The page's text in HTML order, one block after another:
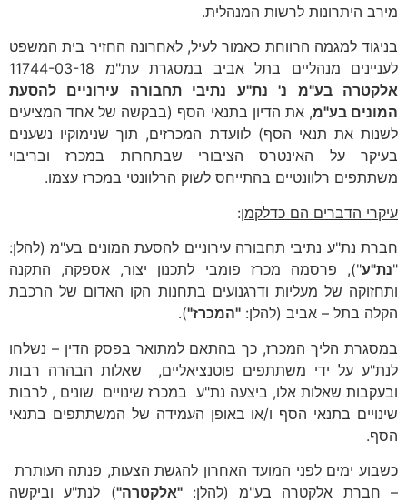
מירב היתרונות לרשות המנהלית.
בניגוד למגמה הרווחת כאמור לעיל, לאחרונה החזיר בית המשפט
לעניינים מנהליים בתל אביב במסגרת עת"מ 11744-03-18
אלקטרה בע"מ נ' נת"ע נתיבי תחבורה עירוניים להסעת
המונים בע"מ, את הדיון בתנאי הסף (בבקשה של אחד המציעים
לשנות את תנאי הסף) לוועדת המכרזים, תוך שנימוקיו נשענים
בעיקר על האינטרס הציבורי שבתחרות במכרז ובריבוי
משתתפים רלוונטיים בהתייחס לשוק הרלוונטי במכרז עצמו.
עיקרי הדברים הם כדלקמן:
חברת נת"ע נתיבי תחבורה עירוניים להסעת המונים בע"מ (להלן:
"נת"ע"), פרסמה מכרז פומבי לתכנון יצור, אספקה, התקנה
ותחזוקה של מעליות ודרגנועים בתחנות הקו האדום של הרכבת
הקלה בתל – אביב (להלן: "המכרז").
במסגרת הליך המכרז, כך בהתאם למתואר בפסק הדין – נשלחו
לנת"ע על ידי משתתפים פוטנציאליים, שאלות הבהרה רבות
ובעקבות שאלות אלו, ביצעה נת"ע במכרז שינויים שונים , לרבות
שינויים בתנאי הסף ו/או באופן העמידה של המשתתפים בתנאי
הסף.
כשבוע ימים לפני המועד האחרון להגשת הצעות, פנתה העותרת
– חברת אלקטרה בע"מ (להלן:"אלקטרה") לנת"ע וביקשה